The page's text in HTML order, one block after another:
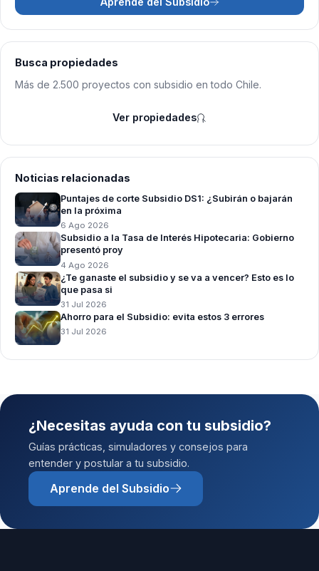
Busca propiedades
Más de 2.500 proyectos con subsidio en todo Chile.
Ver propiedades
Noticias relacionadas
Puntajes de corte Subsidio DS1: ¿Subirán o bajarán
en la próxima
6 Ago 2026
Subsidio a la Tasa de Interés Hipotecaria: Gobierno
presentó proy
4 Ago 2026
¿Te ganaste el subsidio y se va a vencer? Esto es lo
que pasa si
31 Jul 2026
Ahorro para el Subsidio: evita estos 3 errores
31 Jul 2026
¿Necesitas ayuda con tu subsidio?
Guías prácticas, simuladores y consejos para
entender y postular a tu subsidio.
Aprende del Subsidio